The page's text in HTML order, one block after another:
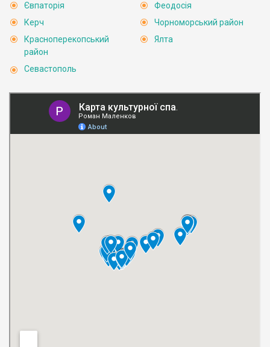
Євпаторія
Керч
Красноперекопський
район
Севастополь
Феодосія
Чорноморський район
Ялта